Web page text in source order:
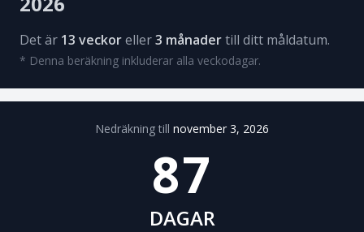
Det är 13 veckoreller3 månadertill ditt måldatum.
* Denna beräkning inkluderar alla veckodagar.
Nedräkning till november 3, 2026
87
DAGAR